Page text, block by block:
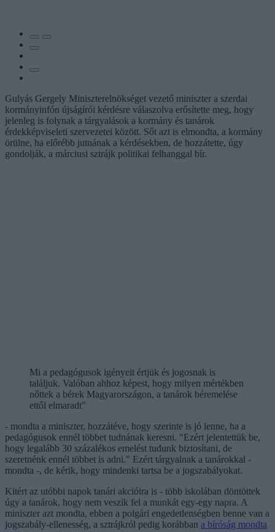
Gulyás Gergely Miniszterelnökséget vezető miniszter a szerdai
kormányinfón újságírói kérdésre válaszolva erősítette meg, hogy
jelenleg is folynak a tárgyalások a kormány és tanárok
érdekképviseleti szervezetei között. Sőt azt is elmondta, a kormány
örülne, ha előrébb jutnának a kérdésekben, de hozzátette, úgy
gondolják, a márciusi sztrájk politikai felhanggal bír.
Mi a pedagógusok igényeit értjük és jogosnak is
találjuk. Valóban ahhoz képest, hogy milyen mértékben
nőttek a bérek Magyarországon, a tanárok béremelése
ettől elmaradt"
- mondta a miniszter, hozzátéve, hogy szerinte is jó lenne, ha a
pedagógusok ennél többet tudnának keresni. "Ezért jelentettük be,
hogy legalább 30 százalékos emelést tudunk biztosítani, de
szeretnénk ennél többet is adni." Ezért tárgyalnak a tanárokkal -
mondta -, de kérik, hogy mindenki tartsa be a jogszabályokat.
Kitért az utóbbi napok tanári akcióira is - több iskolában döntöttek
úgy a tanárok, hogy nem veszik fel a munkát egy-egy napra. A
miniszter azt mondta, ebben a polgári engedetlenségben benne van a
jogszabály-ellenesség, a sztrájkról pedig korábban a bíróság mondta